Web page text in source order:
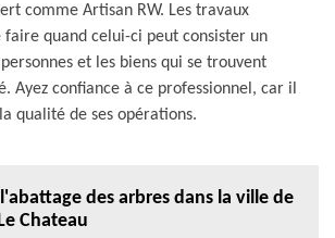
comme Artisan RW. Les travaux
faire quand celui-ci peut consister un
et les biens qui se trouvent
Ayez confiance à ce professionnel, car il
qualité de ses opérations.
l'abattage des arbres dans la ville de
Chateau